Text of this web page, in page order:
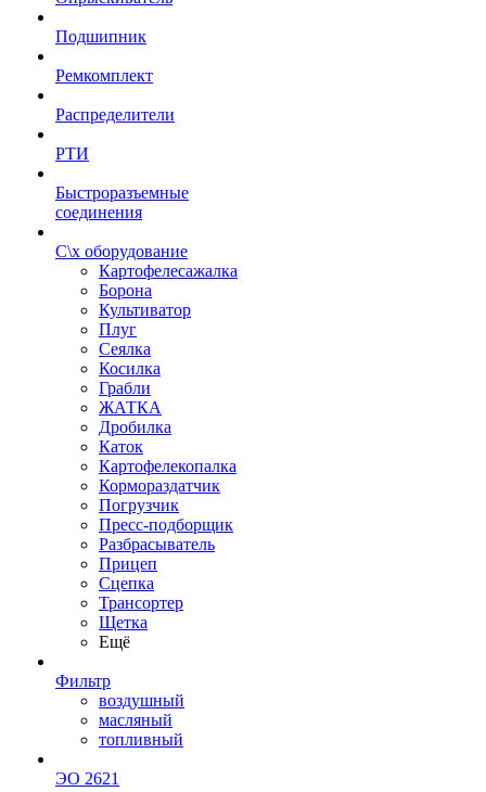
Подшипник
Ремкомплект
Распределители
РТИ
Быстроразъемные
соединения
С\х оборудование
Картофелесажалка
Борона
Культиватор
Плуг
Сеялка
Косилка
Грабли
ЖАТКА
Дробилка
Каток
Картофелекопалка
Кормораздатчик
Погрузчик
Пресс-подборщик
Разбрасыватель
Прицеп
Сцепка
Трансортер
Щетка
Ещё
Фильтр
воздушный
масляный
топливный
ЭО 2621